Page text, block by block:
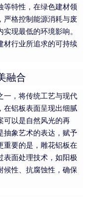
等特性，在绿色建材领
严格控制能源消耗与废
现最低的环境影响。
材行业所追求的可持续
融合
一，将传统工艺与现代
在铝板表面呈现出细腻
可以是自然风光的再
抽象艺术的表达，赋予
重要的是，雕花铝板在
表面处理技术，如阳极
候性、抗腐蚀性，确保